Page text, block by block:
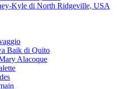
Kyle di North Ridgeville, USA
Baik di Quito
Alacoque